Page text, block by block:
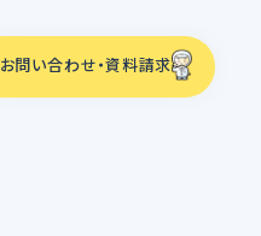
お問い合わせ・資料請求